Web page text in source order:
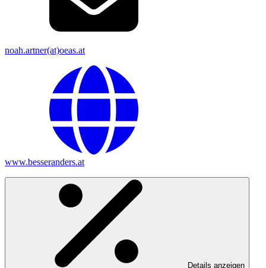
noah.artner(at)oeas.at
www.besseranders.at
Details anzeigen